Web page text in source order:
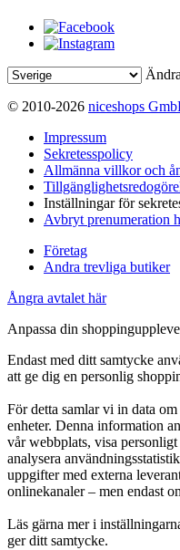
© 2010-2026 niceshops
Impressum
Sekretesspolicy
Allmänna villkor och
Inställningar för
Avbryt prenumeration
Företag
Andra trevliga butiker
Ångra avtalet här
Anpassa din
Endast med ditt samtycke
att ge dig en personlig
För detta samlar vi in data
enheter. Denna information
vår webbplats, visa
analysera
uppgifter med externa
onlinekanaler – men endast
Läs gärna mer i
ger ditt samtycke.